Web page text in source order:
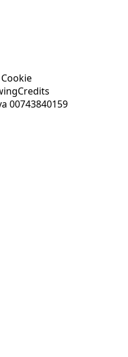
Credits
00743840159